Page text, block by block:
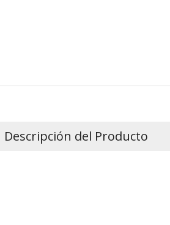
Descripción del Producto